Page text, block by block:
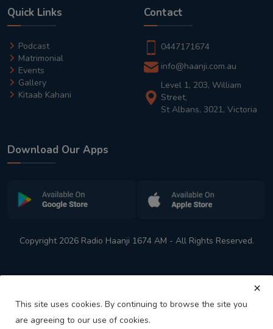
Quick Links
Podcast
Matrimonial
Events
Gallery
Kitaab Kahani
Contact
0447171674
info@haanji.com.au
Level 1, 203, William
Street,
St Albans, 3021, Victoria
Download Our Apps
Copyright 2026 Radio Haanji 1674 AM - All Rights Reserved.
This site uses cookies. By continuing to browse the site you
are agreeing to our use of cookies.